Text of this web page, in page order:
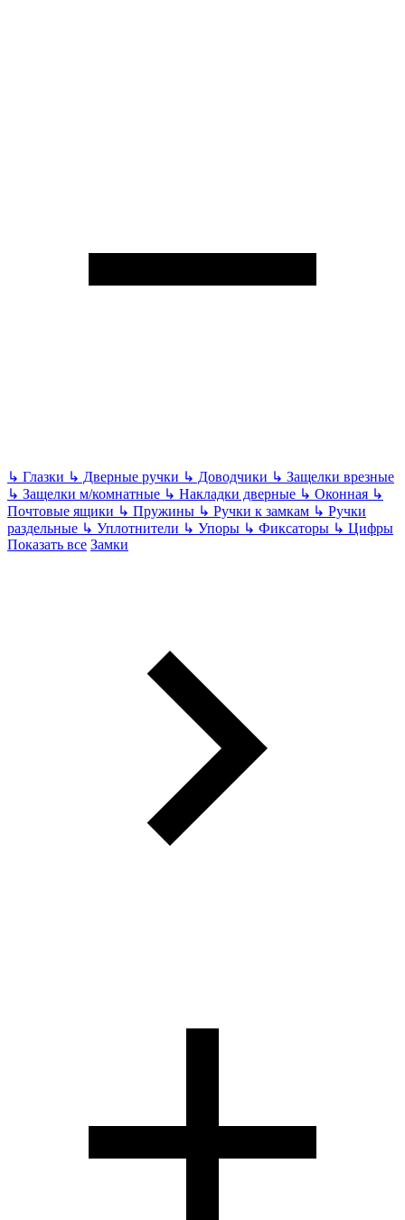
↳ Глазки ↳ Дверные ручки ↳ Доводчики ↳ Защелки врезные
↳ Защелки м/комнатные ↳ Накладки дверные ↳ Оконная ↳
Почтовые ящики ↳ Пружины ↳ Ручки к замкам ↳ Ручки
раздельные ↳ Уплотнители ↳ Упоры ↳ Фиксаторы ↳ Цифры
Показать все Замки